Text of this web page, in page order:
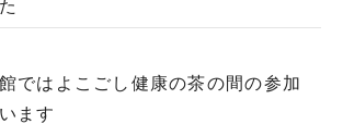
ではよこごし健康の茶の間の参加
ます